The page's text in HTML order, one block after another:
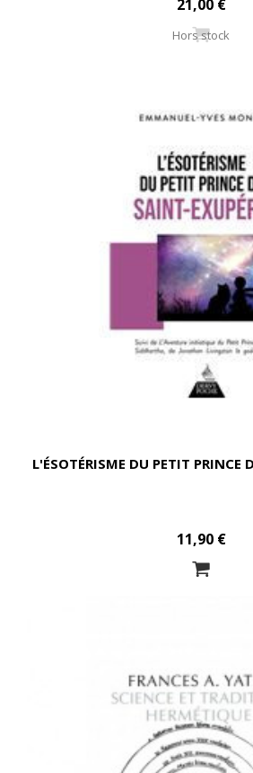
21,00 €
Hors stock
L'ÉSOTÉRISME DU PETIT PRINCE
11,90 €